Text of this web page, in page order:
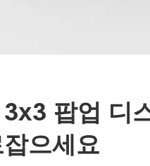
팝업 디
으세요